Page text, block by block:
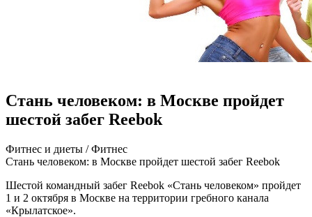
Стань человеком: в Москве пройдет
шестой забег Reebok
Фитнeс и диeты / Фитнeс
Стань человеком: в Москве пройдет шестой забег Reebok
Шестой командный забег Reebok «Стань человеком» пройдет
1 и 2 октября в Москве на территории гребного канала
«Крылатское».